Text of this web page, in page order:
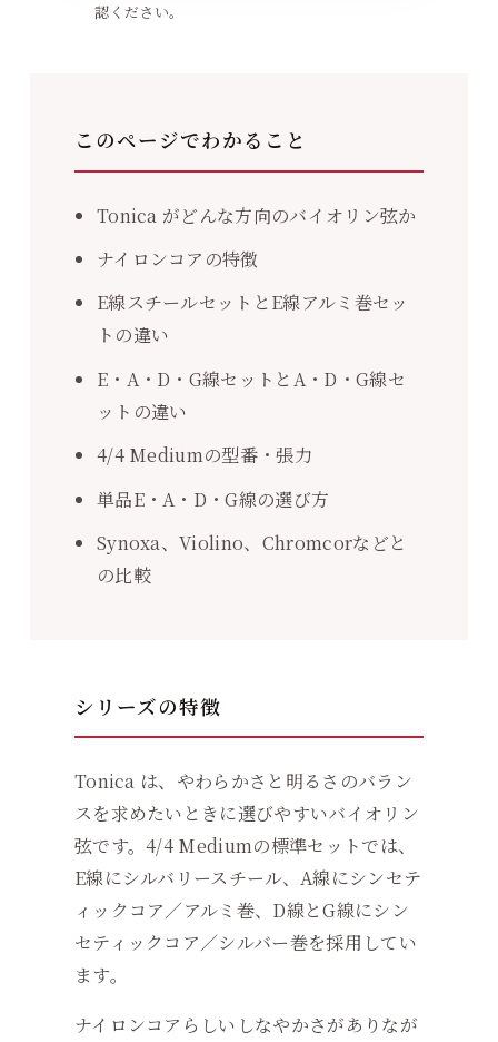
認ください。
このページでわかること
Tonica がどんな方向のバイオリン弦か
ナイロンコアの特徴
E線スチールセットとE線アルミ巻セッ
トの違い
E・A・D・G線セットとA・D・G線セ
ットの違い
4/4 Mediumの型番・張力
単品E・A・D・G線の選び方
Synoxa、Violino、Chromcorなどと
の比較
シリーズの特徴
Tonica は、やわらかさと明るさのバラン
スを求めたいときに選びやすいバイオリン
弦です。4/4 Mediumの標準セットでは、
E線にシルバリースチール、A線にシンセテ
ィックコア／アルミ巻、D線とG線にシン
セティックコア／シルバー巻を採用してい
ます。
ナイロンコアらしいしなやかさがありなが